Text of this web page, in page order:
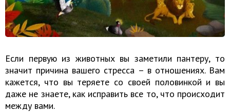
Если первую из животных вы заметили пантеру, то
значит причина вашего стресса – в отношениях. Вам
кажется, что вы теряете со своей половинкой и вы
даже не знаете, как исправить все то, что происходит
между вами.